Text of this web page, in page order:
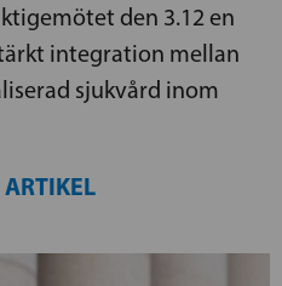
den 3.12 en
integration mellan
sjukvård inom